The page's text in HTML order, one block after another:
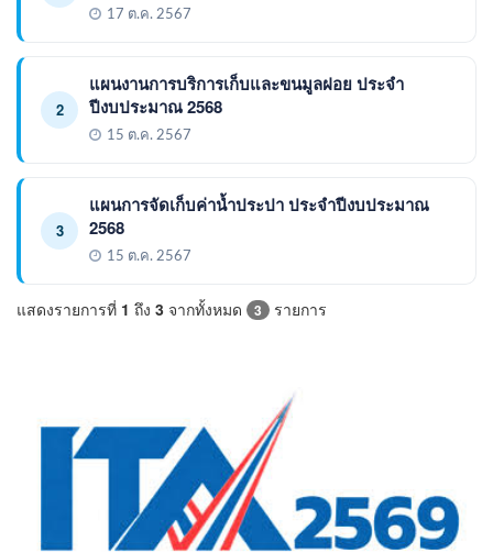
17 ต.ค. 2567
2
แผนงานการบริการเก็บและขนมูลฝอย ประจำ
ปีงบประมาณ 2568
15 ต.ค. 2567
3
แผนการจัดเก็บค่าน้ำประปา ประจำปีงบประมาณ
2568
15 ต.ค. 2567
แสดงรายการที่ 1 ถึง 3 จากทั้งหมด 3 รายการ